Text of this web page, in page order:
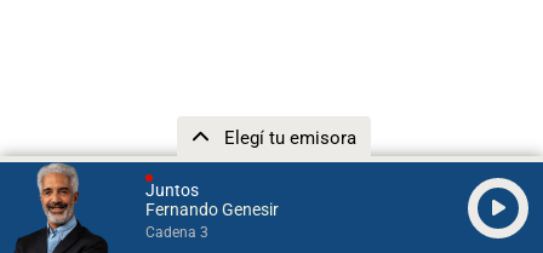
Juntos
Fernando Genesir
Cadena 3
Elegí tu emisora